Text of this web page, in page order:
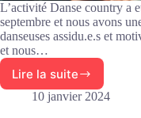
L’activité Danse country a
septembre et nous avons
danseuses assidu.e.s et
et nous…
Lire la suite
Fin
de
10 janvier 2024